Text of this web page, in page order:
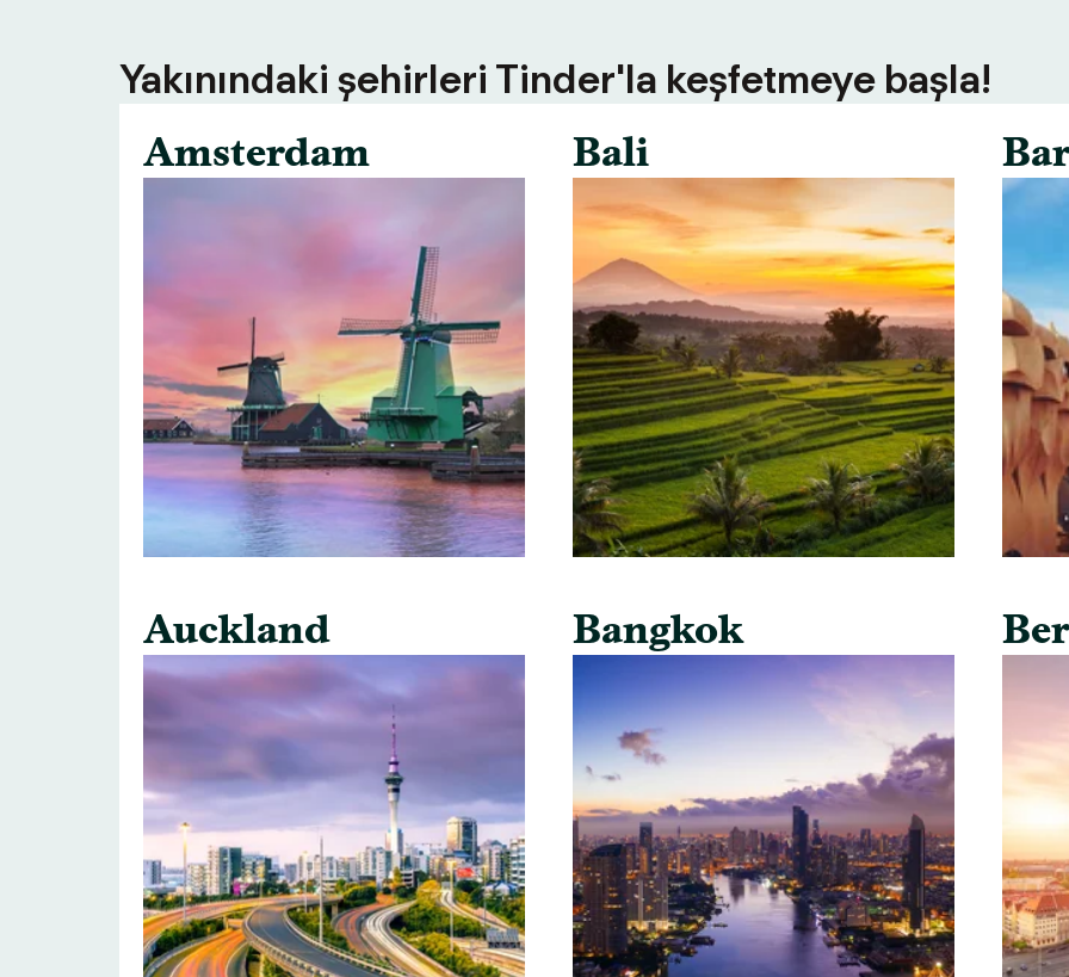
Yakınındaki şehirleri Tinder'la keşfetmeye başla!
Amsterdam
Auckland
Bali
Bangkok